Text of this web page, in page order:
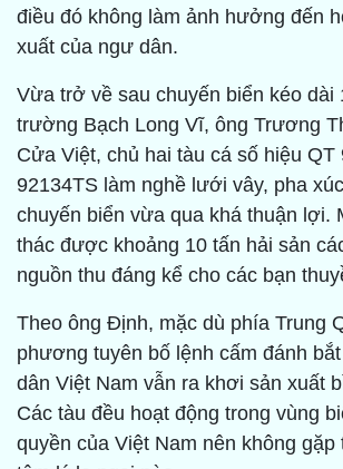
điều đó không làm ảnh hưởng đến
xuất của ngư dân.
Vừa trở về sau chuyến biển kéo dài
trường Bạch Long Vĩ, ông Trương
Cửa Việt, chủ hai tàu cá số hiệu QT
92134TS làm nghề lưới vây, pha
chuyến biển vừa qua khá thuận lợi.
thác được khoảng 10 tấn hải sản
nguồn thu đáng kể cho các bạn
Theo ông Định, mặc dù phía Trung
phương tuyên bố lệnh cấm đánh
dân Việt Nam vẫn ra khơi sản xuất
Các tàu đều hoạt động trong vùng
quyền của Việt Nam nên không gặp